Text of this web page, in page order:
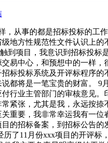
，从事的都是招标投标的工
地方性规范性文件认识上
到项目，我意识到招标投
易中心，和预想中的一样
标投标系统及开评标程序
都将是一笔宝贵的财富。 9
行业主管部门的审核意见
紧张，尤其是我，永远按
重要，我非常幸运我有一
的招标备案，到招标公告
了11月份xxx项目的开评